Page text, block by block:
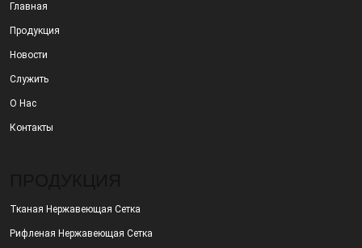
Главная
Продукция
Новости
Служить
О Нас
Контакты
Тканая Нержавеющая Сетка
Рифленая Нержавеющая Сетка